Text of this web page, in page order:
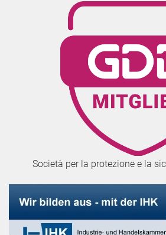
Società per la protezione e la